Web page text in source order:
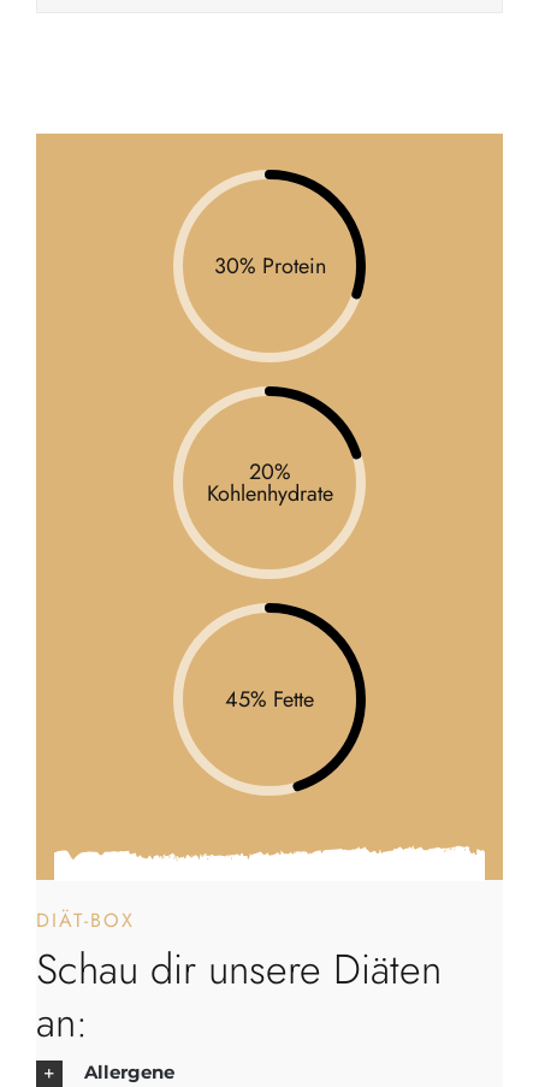
30% Protein
20%
Kohlenhydrate
45% Fette
DIÄT-BOX
Schau dir unsere Diäten
an:
Allergene